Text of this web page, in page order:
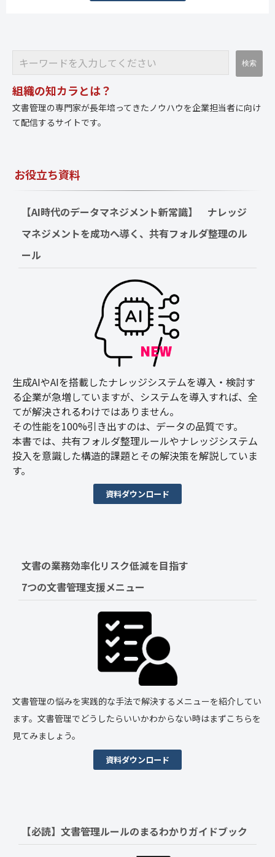
組織の知カラとは？
文書管理の専門家が長年培ってきたノウハウを企業担当者に向け
て配信するサイトです。
お役立ち資料
【AI時代のデータマネジメント新常識】　ナレッジ
マネジメントを成功へ導く、共有フォルダ整理のル
ール
生成AIやAIを搭載したナレッジシステムを導入・検討す
る企業が急増していますが、システムを導入すれば、全
てが解決されるわけではありません。
その性能を100%引き出すのは、データの品質です。
本書では、共有フォルダ整理ルールやナレッジシステム
投入を意識した構造的課題とその解決策を解説していま
す。
資料ダウンロード
文書の業務効率化リスク低減を目指す
7つの文書管理支援メニュー
文書管理の悩みを実践的な手法で解決するメニューを紹介してい
ます。文書管理でどうしたらいいかわからない時はまずこちらを
見てみましょう。
資料ダウンロード
【必読】文書管理ルールのまるわかりガイドブック